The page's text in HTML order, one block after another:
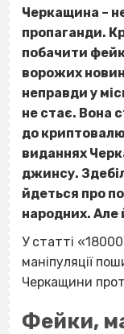
Черкащина –
пропаганди.
побачити
ворожих
неправди у
не стає. Вона
до
виданнях
джинсу.
йдеться про
народних. Але
У статті
маніпуляції
Черкащини
Фейки,